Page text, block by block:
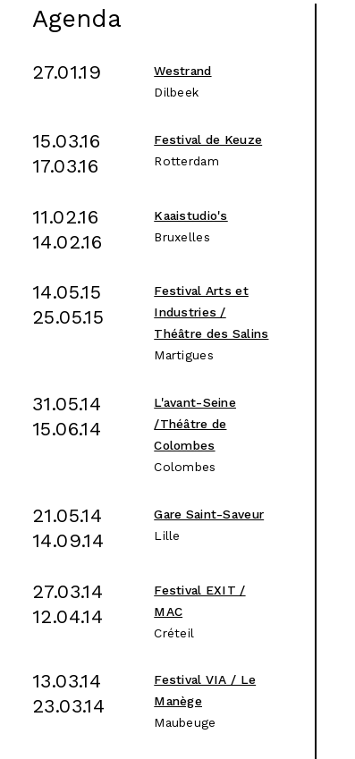
Agenda
27.01.19
Westrand
Dilbeek
15.03.16
17.03.16
Festival de Keuze
Rotterdam
11.02.16
14.02.16
Kaaistudio's
Bruxelles
14.05.15
25.05.15
Festival Arts et
Industries /
Théâtre des Salins
Martigues
31.05.14
15.06.14
L'avant-Seine
/Théâtre de
Colombes
Colombes
21.05.14
14.09.14
Gare Saint-Saveur
Lille
27.03.14
12.04.14
Festival EXIT /
MAC
Créteil
13.03.14
23.03.14
Festival VIA / Le
Manège
Maubeuge